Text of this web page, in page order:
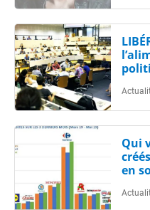
Qui
en